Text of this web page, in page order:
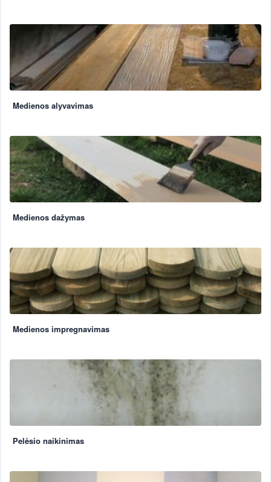
Medienos alyvavimas
Medienos dažymas
Medienos impregnavimas
Pelėsio naikinimas